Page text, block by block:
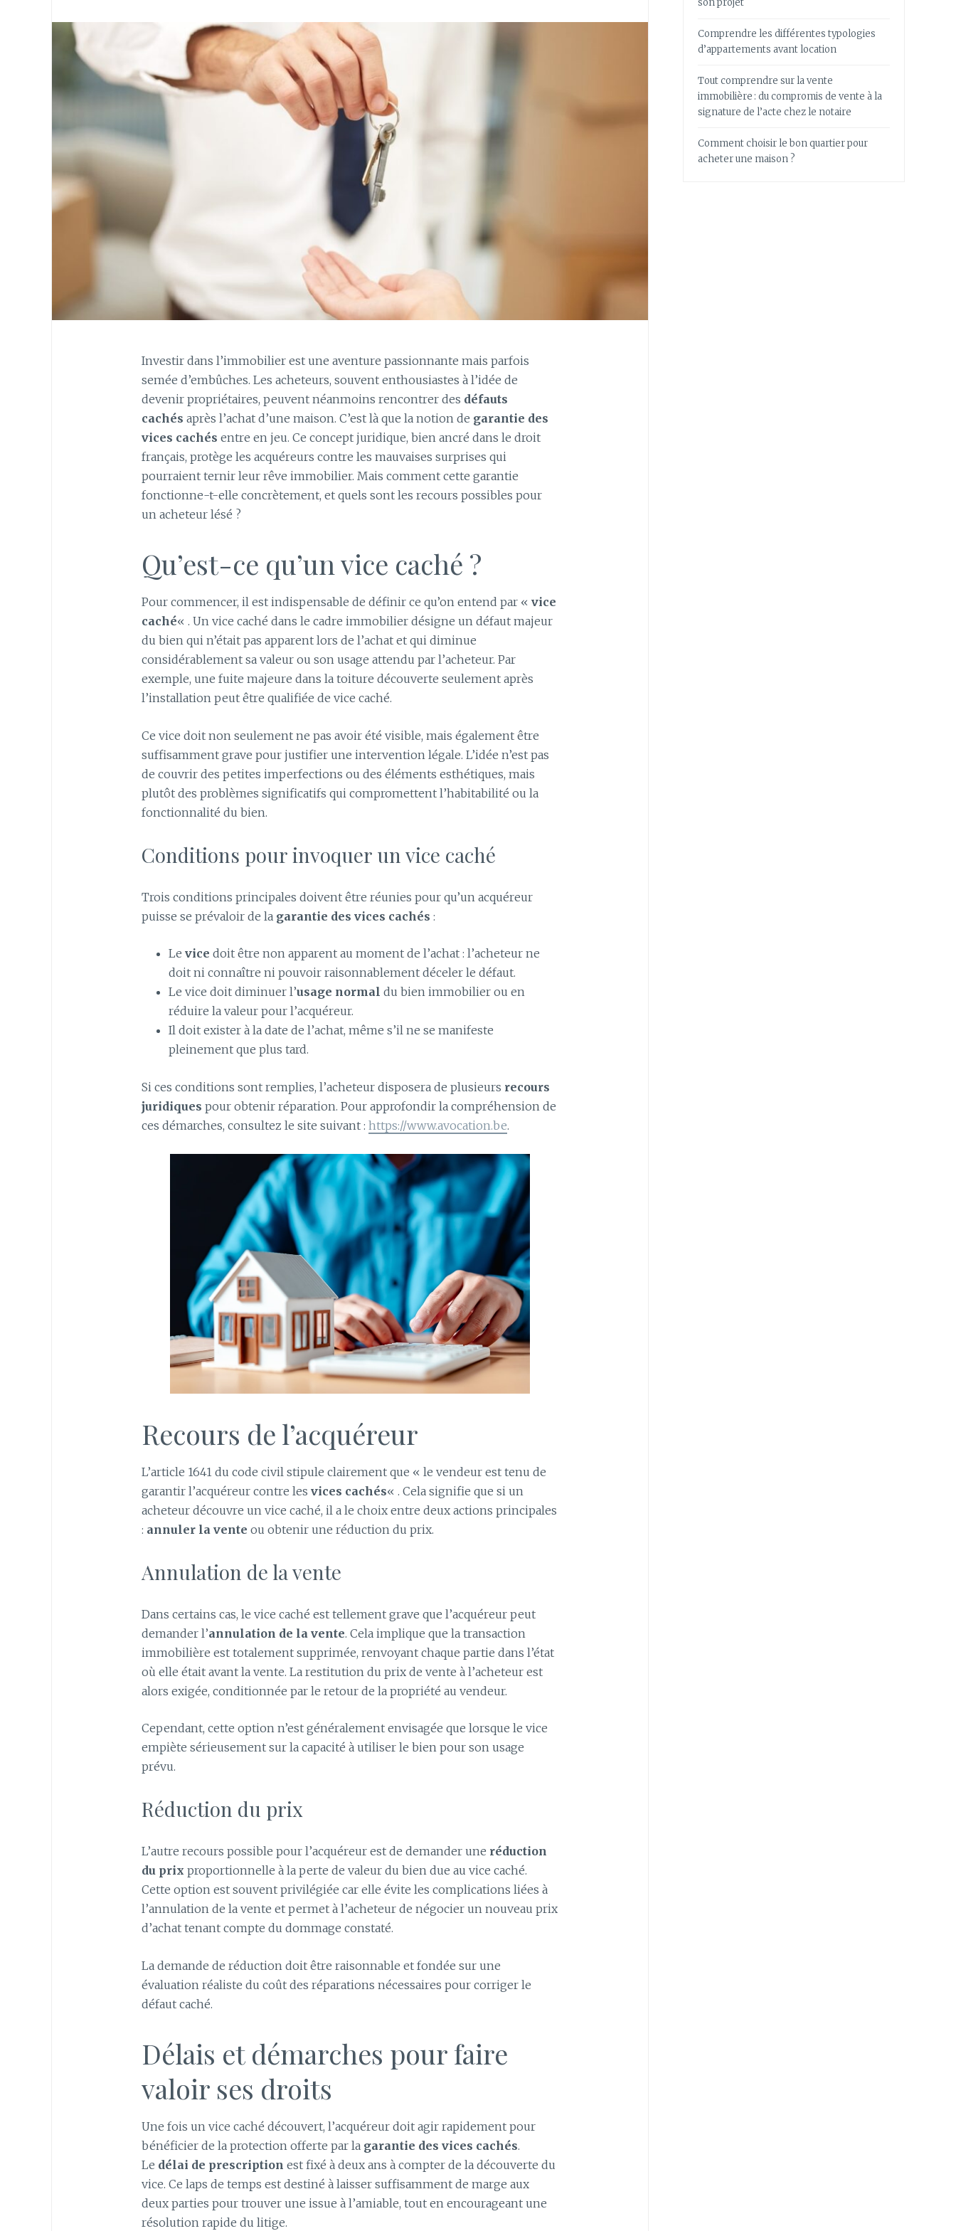
Investir dans l’immobilier est une aventure passionnante mais parfois
semée d’embûches. Les acheteurs, souvent enthousiastes à l’idée de
devenir propriétaires, peuvent néanmoins rencontrer des défauts
cachés après l’achat d’une maison. C’est là que la notion de garantie des
vices cachés entre en jeu. Ce concept juridique, bien ancré dans le droit
français, protège les acquéreurs contre les mauvaises surprises qui
pourraient ternir leur rêve immobilier. Mais comment cette garantie
fonctionne-t-elle concrètement, et quels sont les recours possibles pour
un acheteur lésé ?
Qu’est-ce qu’un vice caché ?
Pour commencer, il est indispensable de définir ce qu’on entend par « vice
caché« . Un vice caché dans le cadre immobilier désigne un défaut majeur
du bien qui n’était pas apparent lors de l’achat et qui diminue
considérablement sa valeur ou son usage attendu par l’acheteur. Par
exemple, une fuite majeure dans la toiture découverte seulement après
l’installation peut être qualifiée de vice caché.
Ce vice doit non seulement ne pas avoir été visible, mais également être
suffisamment grave pour justifier une intervention légale. L’idée n’est pas
de couvrir des petites imperfections ou des éléments esthétiques, mais
plutôt des problèmes significatifs qui compromettent l’habitabilité ou la
fonctionnalité du bien.
Conditions pour invoquer un vice caché
Trois conditions principales doivent être réunies pour qu’un acquéreur
puisse se prévaloir de la garantie des vices cachés :
Levice doit être non apparent au moment de l’achat : l’acheteur ne
doit ni connaître ni pouvoir raisonnablement déceler le défaut.
Le vice doit diminuer l’usage normal du bien immobilier ou en
réduire la valeur pour l’acquéreur.
Il doit exister à la date de l’achat, même s’il ne se manifeste
pleinement que plus tard.
Si ces conditions sont remplies, l’acheteur disposera de plusieurs recours
juridiques pour obtenir réparation. Pour approfondir la compréhension de
ces démarches, consultez le site suivant : https://www.avocation.be.
Recours de l’acquéreur
L’article 1641 du code civil stipule clairement que « le vendeur est tenu de
garantir l’acquéreur contre les vices cachés« . Cela signifie que si un
acheteur découvre un vice caché, il a le choix entre deux actions principales
: annuler la vente ou obtenir une réduction du prix.
Annulation de la vente
Dans certains cas, le vice caché est tellement grave que l’acquéreur peut
demander l’annulation de la vente. Cela implique que la transaction
immobilière est totalement supprimée, renvoyant chaque partie dans l’état
où elle était avant la vente. La restitution du prix de vente à l’acheteur est
alors exigée, conditionnée par le retour de la propriété au vendeur.
Cependant, cette option n’est généralement envisagée que lorsque le vice
empiète sérieusement sur la capacité à utiliser le bien pour son usage
prévu.
Réduction du prix
L’autre recours possible pour l’acquéreur est de demander une réduction
du prix proportionnelle à la perte de valeur du bien due au vice caché.
Cette option est souvent privilégiée car elle évite les complications liées à
l’annulation de la vente et permet à l’acheteur de négocier un nouveau prix
d’achat tenant compte du dommage constaté.
La demande de réduction doit être raisonnable et fondée sur une
évaluation réaliste du coût des réparations nécessaires pour corriger le
défaut caché.
Délais et démarches pour faire
valoir ses droits
Une fois un vice caché découvert, l’acquéreur doit agir rapidement pour
bénéficier de la protection offerte par la garantie des vices cachés.
Le délai de prescription est fixé à deux ans à compter de la découverte du
vice. Ce laps de temps est destiné à laisser suffisamment de marge aux
deux parties pour trouver une issue à l’amiable, tout en encourageant une
résolution rapide du litige.
son projet
Comprendre les différentes typologies
d’appartements avant location
Tout comprendre sur la vente
immobilière : du compromis de vente à la
signature de l’acte chez le notaire
Comment choisir le bon quartier pour
acheter une maison ?